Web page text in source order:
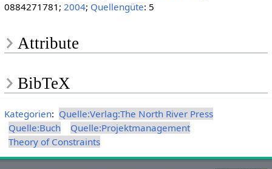
0884271781; 2004; Quellengüte: 5
Attribute
BibTeX
Kategorien: Quelle:Verlag:The North River Press
Quelle:Buch
Quelle:Projektmanagement
Theory of Constraints